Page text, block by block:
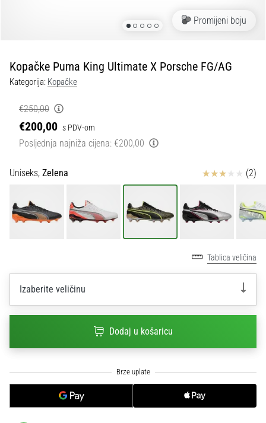
1. 7. 2025
1 min. čitanja
Play
for
Victories
se
za
sa
službenim
i
adidas
dio
Promijeni boju
Kopačke Puma King Ultimate X Porsche FG/AG
Kategorija: Kopačke
€250,00
€200,00 s PDV-om
Posljednja najniža cijena: €200,00
Uniseks, Zelena Ocjena proizvoda
(2)
Tablica veličina
Izaberite veličinu
Dodaj u košaricu